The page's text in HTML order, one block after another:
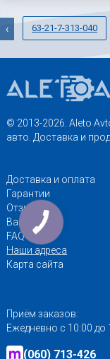
63-21-7-313-040
‹
© 2013-2026. Aleto
авто. Доставка и
Доставка и оплата
Гарантии
Отзывы
Вакансии
FAQ
Наши адреса
Карта сайта
Приём заказов:
Ежедневно с 10:00 до
(060) 713-426